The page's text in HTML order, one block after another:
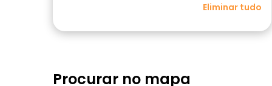
Eliminar tudo
Procurar no mapa